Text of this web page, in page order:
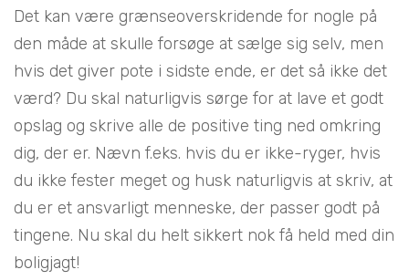
Det kan være grænseoverskridende for nogle på
den måde at skulle forsøge at sælge sig selv, men
hvis det giver pote i sidste ende, er det så ikke det
værd? Du skal naturligvis sørge for at lave et godt
opslag og skrive alle de positive ting ned omkring
dig, der er. Nævn f.eks. hvis du er ikke-ryger, hvis
du ikke fester meget og husk naturligvis at skriv, at
du er et ansvarligt menneske, der passer godt på
tingene. Nu skal du helt sikkert nok få held med din
boligjagt!